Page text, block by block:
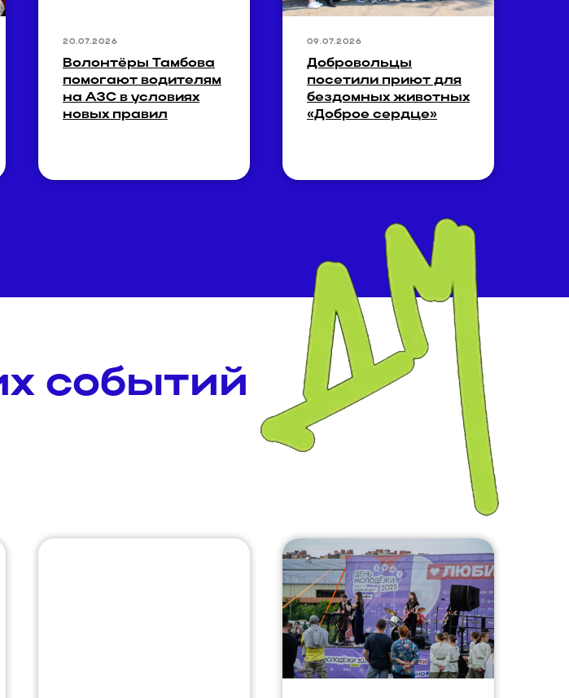
20.07.2026
Волонтёры Тамбова
помогают водителям
на АЗС в условиях
новых правил
09.07.2026
Добровольцы
посетили приют для
бездомных животных
«Доброе сердце»
событий